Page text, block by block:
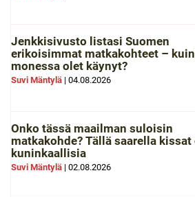
Jenkkisivusto listasi Suomen
erikoisimmat matkakohteet –
monessa olet käynyt?
Suvi Mäntylä | 04.08.2026
Onko tässä maailman suloisin
matkakohde? Tällä saarella kissat
kuninkaallisia
Suvi Mäntylä | 02.08.2026